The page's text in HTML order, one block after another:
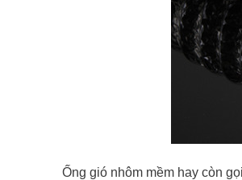
Ống gió nhôm mềm hay còn